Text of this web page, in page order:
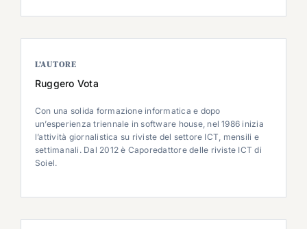
L’AUTORE
Ruggero Vota
Con una solida formazione informatica e dopo
un’esperienza triennale in software house, nel 1986 inizia
l’attività giornalistica su riviste del settore ICT, mensili e
settimanali. Dal 2012 è Caporedattore delle riviste ICT di
Soiel.